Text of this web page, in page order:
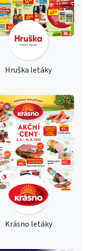
Hruška letáky
Krásno letáky